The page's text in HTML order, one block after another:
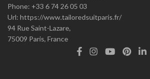
Phone: +33 6 74 26 05 03
Url: https://www.tailoredsuitparis.fr/
94 Rue Saint-Lazare,
75009 Paris, France